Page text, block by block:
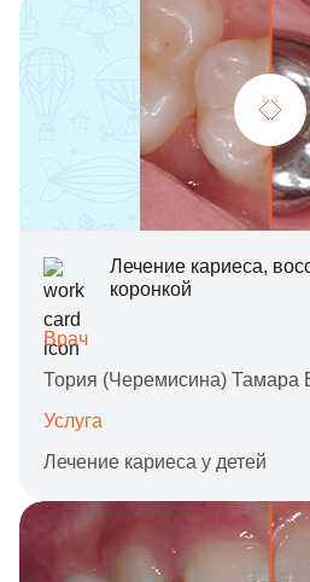
Лечение кариеса,
коронкой
Врач
Тория (Черемисина) Тамара
Услуга
Лечение кариеса у детей